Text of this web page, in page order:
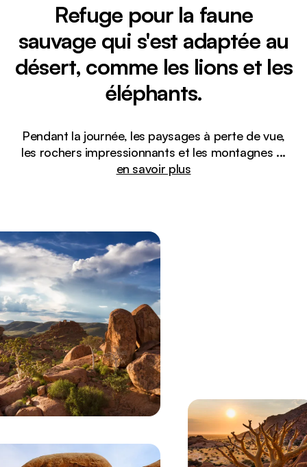
Refuge pour la faune
sauvage qui s'est adaptée au
désert, comme les lions et les
éléphants.
Pendant la journée, les paysages à perte de vue,
les rochers impressionnants et les montagnes ...
en savoir plus